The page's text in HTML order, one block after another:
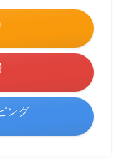
ング